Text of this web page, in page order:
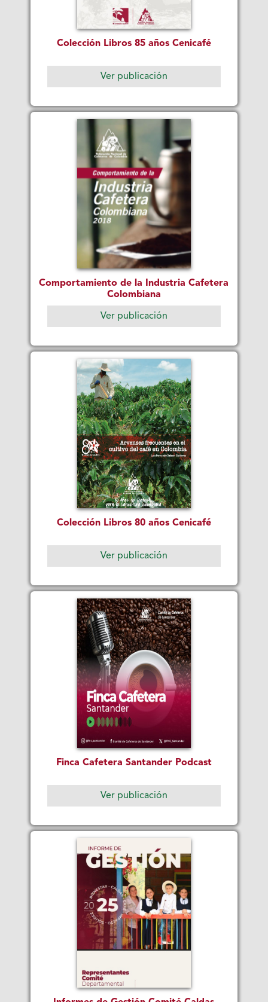
Colección Libros 85 años Cenicafé
Ver publicación
Comportamiento de la Industria Cafetera
Colombiana
Ver publicación
Colección Libros 80 años Cenicafé
Ver publicación
Finca Cafetera Santander Podcast
Ver publicación